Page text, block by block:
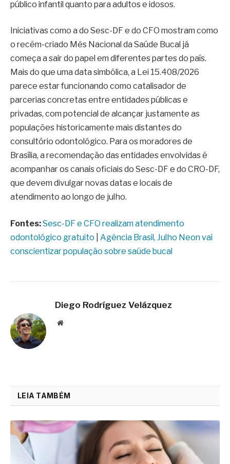
público infantil quanto para adultos e idosos.
Iniciativas como a do Sesc-DF e do CFO mostram como
o recém-criado Mês Nacional da Saúde Bucal já
começa a sair do papel em diferentes partes do país.
Mais do que uma data simbólica, a Lei 15.408/2026
parece estar funcionando como catalisador de
parcerias concretas entre entidades públicas e
privadas, com potencial de alcançar justamente as
populações historicamente mais distantes do
consultório odontológico. Para os moradores de
Brasília, a recomendação das entidades envolvidas é
acompanhar os canais oficiais do Sesc-DF e do CRO-DF,
que devem divulgar novas datas e locais de
atendimento ao longo de julho.
Fontes:Sesc-DF e CFO realizam atendimento
odontológico gratuito
Agência Brasil, Julho Neon vai
conscientizar população sobre saúde bucal
Diego Rodríguez Velázquez
Website
LEIA TAMBÉM